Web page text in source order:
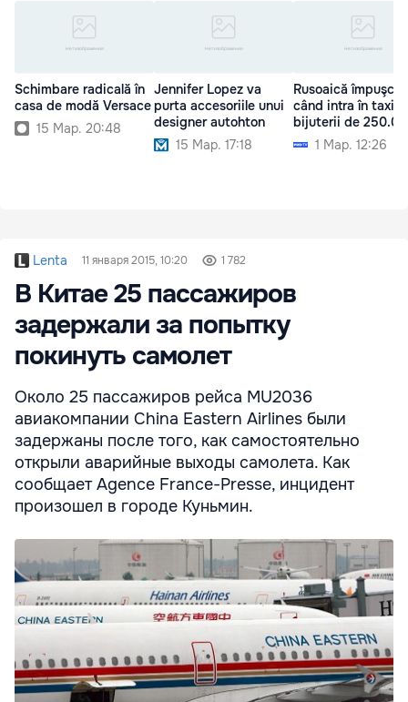
Schimbare radicală în
casa de modă Versace
15 Мар. 20:48
Jennifer Lopez va
purta accesoriile unui
designer autohton
15 Мар. 17:18
Rusoaică
când intra în taxi:
bijuterii de
1 Мар. 12:26
Lenta 11 января 2015, 10:20 1 782
В Китае 25 пассажиров
задержали за попытку
покинуть самолет
Около 25 пассажиров рейса MU2036
авиакомпании China Eastern Airlines были
задержаны после того, как самостоятельно
открыли аварийные выходы самолета. Как
сообщает Agence France-Presse, инцидент
произошел в городе Куньмин.